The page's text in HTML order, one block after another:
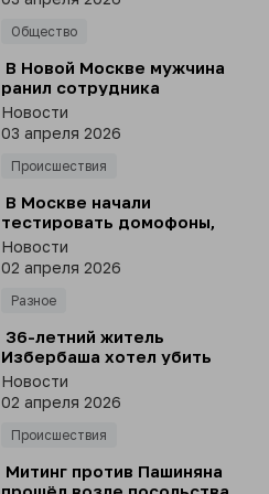
Общество
⁣ В Новой Москве мужчина
ранил сотрудника
Росгвардии
Новости
03 апреля 2026
Происшествия
⁣ В Москве начали
тестировать домофоны,
которые будут
предупреждать о ракетной
угрозе
Новости
02 апреля 2026
Разное
⁣ 36-летний житель
Избербаша хотел убить
своего партнера по бизнесу
из-за 500 000 рублей
Новости
02 апреля 2026
Происшествия
⁣ Митинг против Пашиняна